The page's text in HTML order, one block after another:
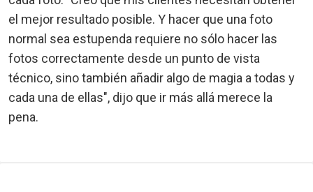
el mejor resultado posible. Y hacer que una foto
normal sea estupenda requiere no sólo hacer las
fotos correctamente desde un punto de vista
técnico, sino también añadir algo de magia a todas y
cada una de ellas", dijo que ir más allá merece la
pena.